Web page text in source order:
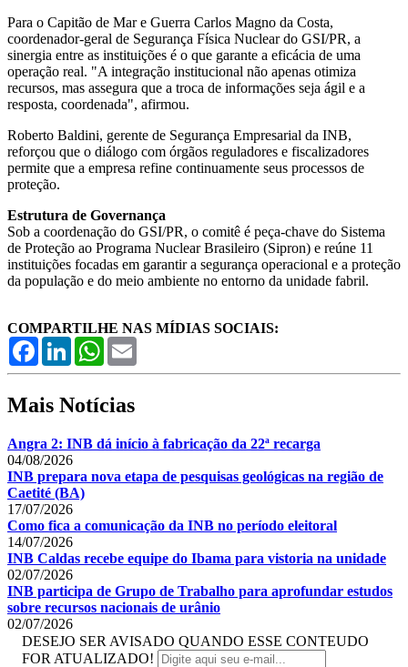
Para o Capitão de Mar e Guerra Carlos Magno da Costa,
coordenador-geral de Segurança Física Nuclear do GSI/PR, a
sinergia entre as instituições é o que garante a eficácia de uma
operação real. "A integração institucional não apenas otimiza
recursos, mas assegura que a troca de informações seja ágil e a
resposta, coordenada", afirmou.
Roberto Baldini, gerente de Segurança Empresarial da INB,
reforçou que o diálogo com órgãos reguladores e fiscalizadores
permite que a empresa refine continuamente seus processos de
proteção.
Estrutura de Governança
Sob a coordenação do GSI/PR, o comitê é peça-chave do Sistema
de Proteção ao Programa Nuclear Brasileiro (Sipron) e reúne 11
instituições focadas em garantir a segurança operacional e a proteção
da população e do meio ambiente no entorno da unidade fabril.
COMPARTILHE NAS MÍDIAS SOCIAIS:
FacebookLinkedInWhatsApp
Mais Notícias
Angra 2: INB dá início à fabricação da 22ª recarga
04/08/2026
INB prepara nova etapa de pesquisas geológicas na região de
Caetité (BA)
17/07/2026
Como fica a comunicação da INB no período eleitoral
14/07/2026
INB Caldas recebe equipe do Ibama para vistoria na unidade
02/07/2026
INB participa de Grupo de Trabalho para aprofundar estudos
sobre recursos nacionais de urânio
02/07/2026
DESEJO SER AVISADO QUANDO ESSE CONTEUDO
FOR ATUALIZADO!